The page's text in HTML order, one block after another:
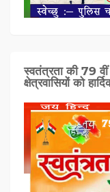
स्वतंत्रता की 79 वीं
क्षेत्रवासियों को